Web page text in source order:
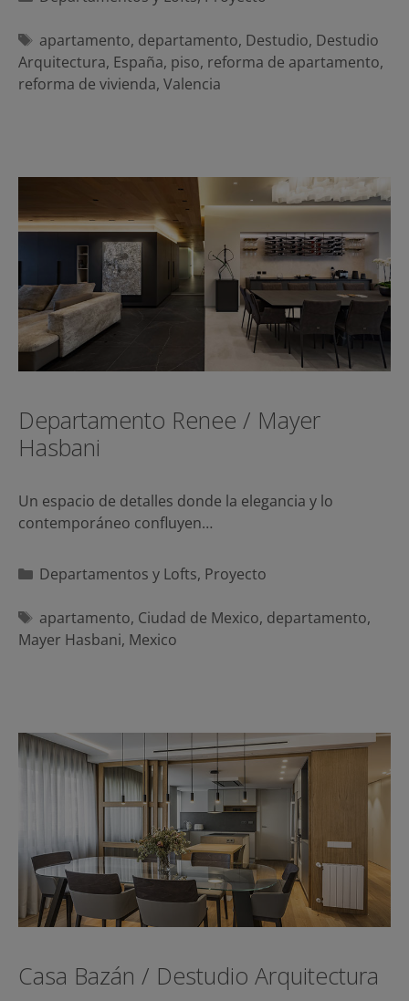
Etiquetas
apartamento, departamento, Destudio, Destudio
Arquitectura, España, piso, reforma de apartamento,
reforma de vivienda, Valencia
Departamento Renee / Mayer
Hasbani
Un espacio de detalles donde la elegancia y lo
contemporáneo confluyen…
Categorías
Departamentos y Lofts, Proyecto
Etiquetas
apartamento, Ciudad de Mexico, departamento,
Mayer Hasbani, Mexico
Casa Bazán / Destudio Arquitectura